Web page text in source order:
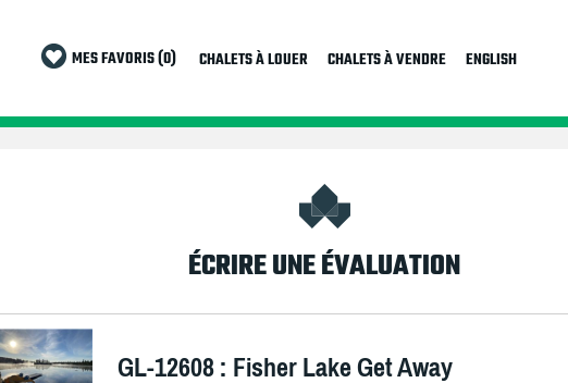
MES FAVORIS (0) CHALETS À LOUER CHALETS À VENDRE ENGLISH
ÉCRIRE UNE ÉVALUATION
GL-12608 : Fisher Lake Get Away